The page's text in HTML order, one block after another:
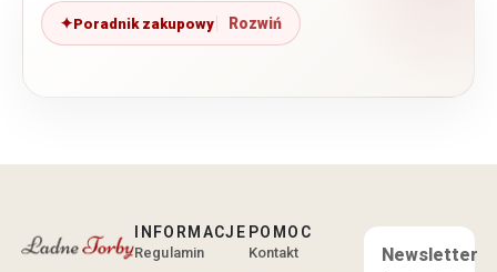
Poradnik zakupowy
INFORMACJE
Regulamin
POMOC
Kontakt
Newsletter